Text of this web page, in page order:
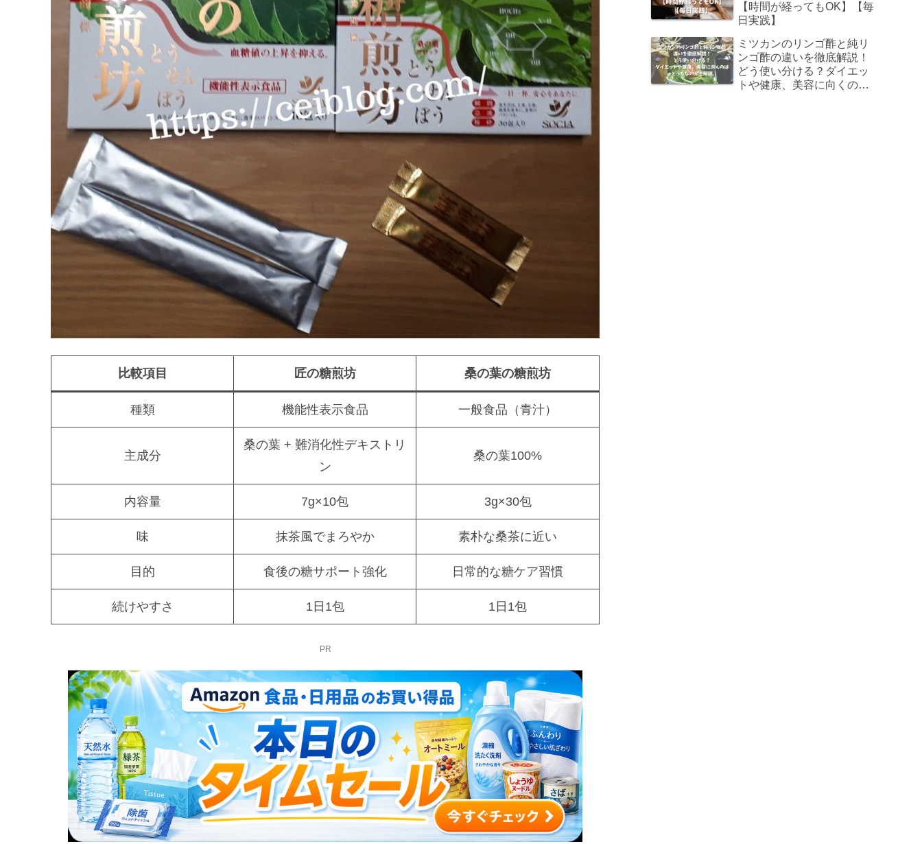
比較項目 匠の糖煎坊 桑の葉の糖煎坊
種類 機能性表示食品 一般食品（青汁）
主成分
桑の葉 + 難消化性デキストリ
ン
桑の葉100%
内容量 7g×10包 3g×30包
味 抹茶風でまろやか 素朴な桑茶に近い
目的 食後の糖サポート強化 日常的な糖ケア習慣
続けやすさ 1日1包 1日1包
PR
【時間が経ってもOK】【毎
日実践】
ミツカンのリンゴ酢と純リ
ンゴ酢の違いを徹底解説！
どう使い分ける？ダイエッ
トや健康、美容に向くのは